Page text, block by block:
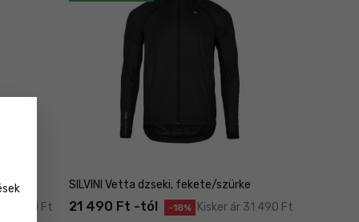
68 990 Ft
SILVINI Vetta dzseki, fekete/szürke
21 490 Ft -tól -18% Kisker ár 31 490 Ft